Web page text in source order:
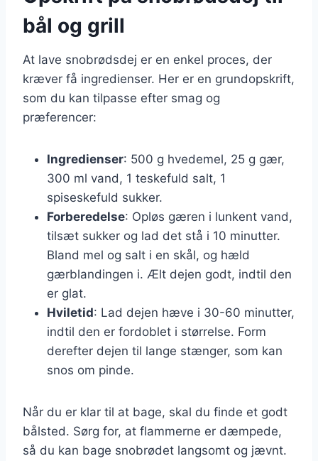
bål og grill
At lave snobrødsdej er en enkel proces, der
kræver få ingredienser. Her er en grundopskrift,
som du kan tilpasse efter smag og
præferencer:
Ingredienser: 500 g hvedemel, 25 g gær,
300 ml vand, 1 teskefuld salt, 1
spiseskefuld sukker.
Forberedelse: Opløs gæren i lunkent vand,
tilsæt sukker og lad det stå i 10 minutter.
Bland mel og salt i en skål, og hæld
gærblandingen i. Ælt dejen godt, indtil den
er glat.
Hviletid: Lad dejen hæve i 30-60 minutter,
indtil den er fordoblet i størrelse. Form
derefter dejen til lange stænger, som kan
snos om pinde.
Når du er klar til at bage, skal du finde et godt
bålsted. Sørg for, at flammerne er dæmpede,
så du kan bage snobrødet langsomt og jævnt.